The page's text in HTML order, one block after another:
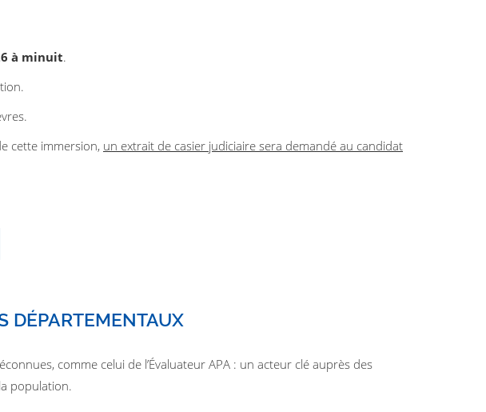
à minuit.
cette immersion, un extrait de casier judiciaire sera demandé au candidat
DÉPARTEMENTAUX
comme celui de l’Évaluateur APA : un acteur clé auprès des
population.